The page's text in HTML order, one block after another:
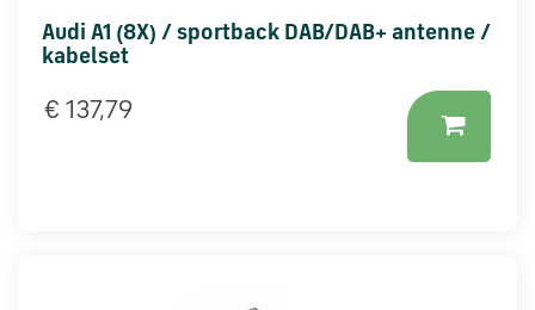
Audi A1 (8X) / sportback DAB/DAB+ antenne /
kabelset
€ 137,79